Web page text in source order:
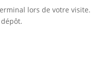
lors de votre visite.